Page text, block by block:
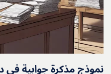
نموذج مذكرة جوابية في